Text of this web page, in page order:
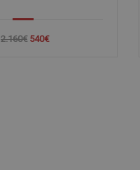
2.160€ 540€